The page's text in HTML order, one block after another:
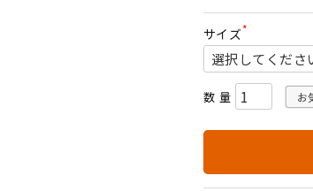
サイズ
(
必
須
)
お